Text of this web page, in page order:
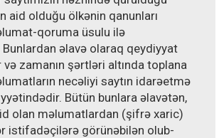
aid olduğu ölkənin qanunları
qoruma üsulu ilə
Bunlardan əlavə olaraq qeydiyyat
zamanın şərtləri altında toplana
necəliyi saytın idarəetmə
Bütün bunlara əlavətən,
olan məlumatlardan (şifrə xaric)
istifadəçilərə görünəbilən olub-